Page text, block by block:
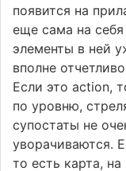
появится на
еще сама на
элементы в ней
вполне
Если это action,
по уровню,
супостаты не
уворачиваются.
то есть карта,